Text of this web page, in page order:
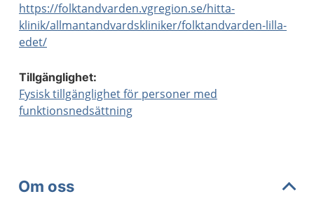
https://folktandvarden.vgregion.se/hitta-
klinik/allmantandvardskliniker/folktandvarden-lilla-
edet/
Tillgänglighet:
Fysisk tillgänglighet för personer med
funktionsnedsättning
Om oss